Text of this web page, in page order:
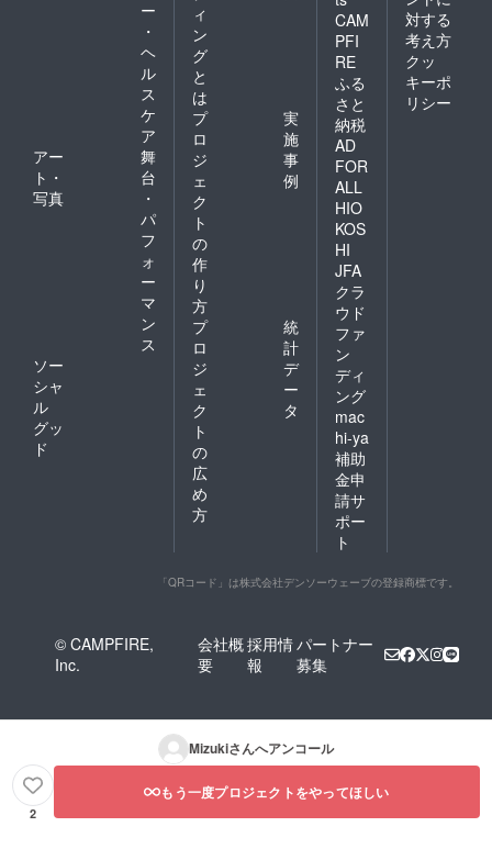
ー
・
ヘ
ル
ス
ケ
ア
アー
ト・
写真
舞
台
・
パ
フ
ォ
ー
マ
ン
ス
ソー
シャ
ル
グッ
ド
ィ
ン
グ
と
は
プ
ロ
ジ
ェ
ク
ト
の
作
り
方
実
施
事
例
プ
ロ
ジ
ェ
ク
ト
の
広
め
方
統
計
デ
ー
タ
CAM
PFI
RE
ふる
さと
納税
AD
FOR
ALL
HIO
KOS
HI
JFA
クラ
ウド
ファ
ン
ディ
ング
mac
hi-ya
補助
金申
請サ
ポー
ト
対する
考え方
クッ
キーポ
リシー
「QRコード」は株式会社デンソーウェーブの登録商標です。
© CAMPFIRE,
Inc.
会社概
要
採用情
報
パートナー
募集
Mizukiさんへアンコール
2
もう一度プロジェクトをやってほしい